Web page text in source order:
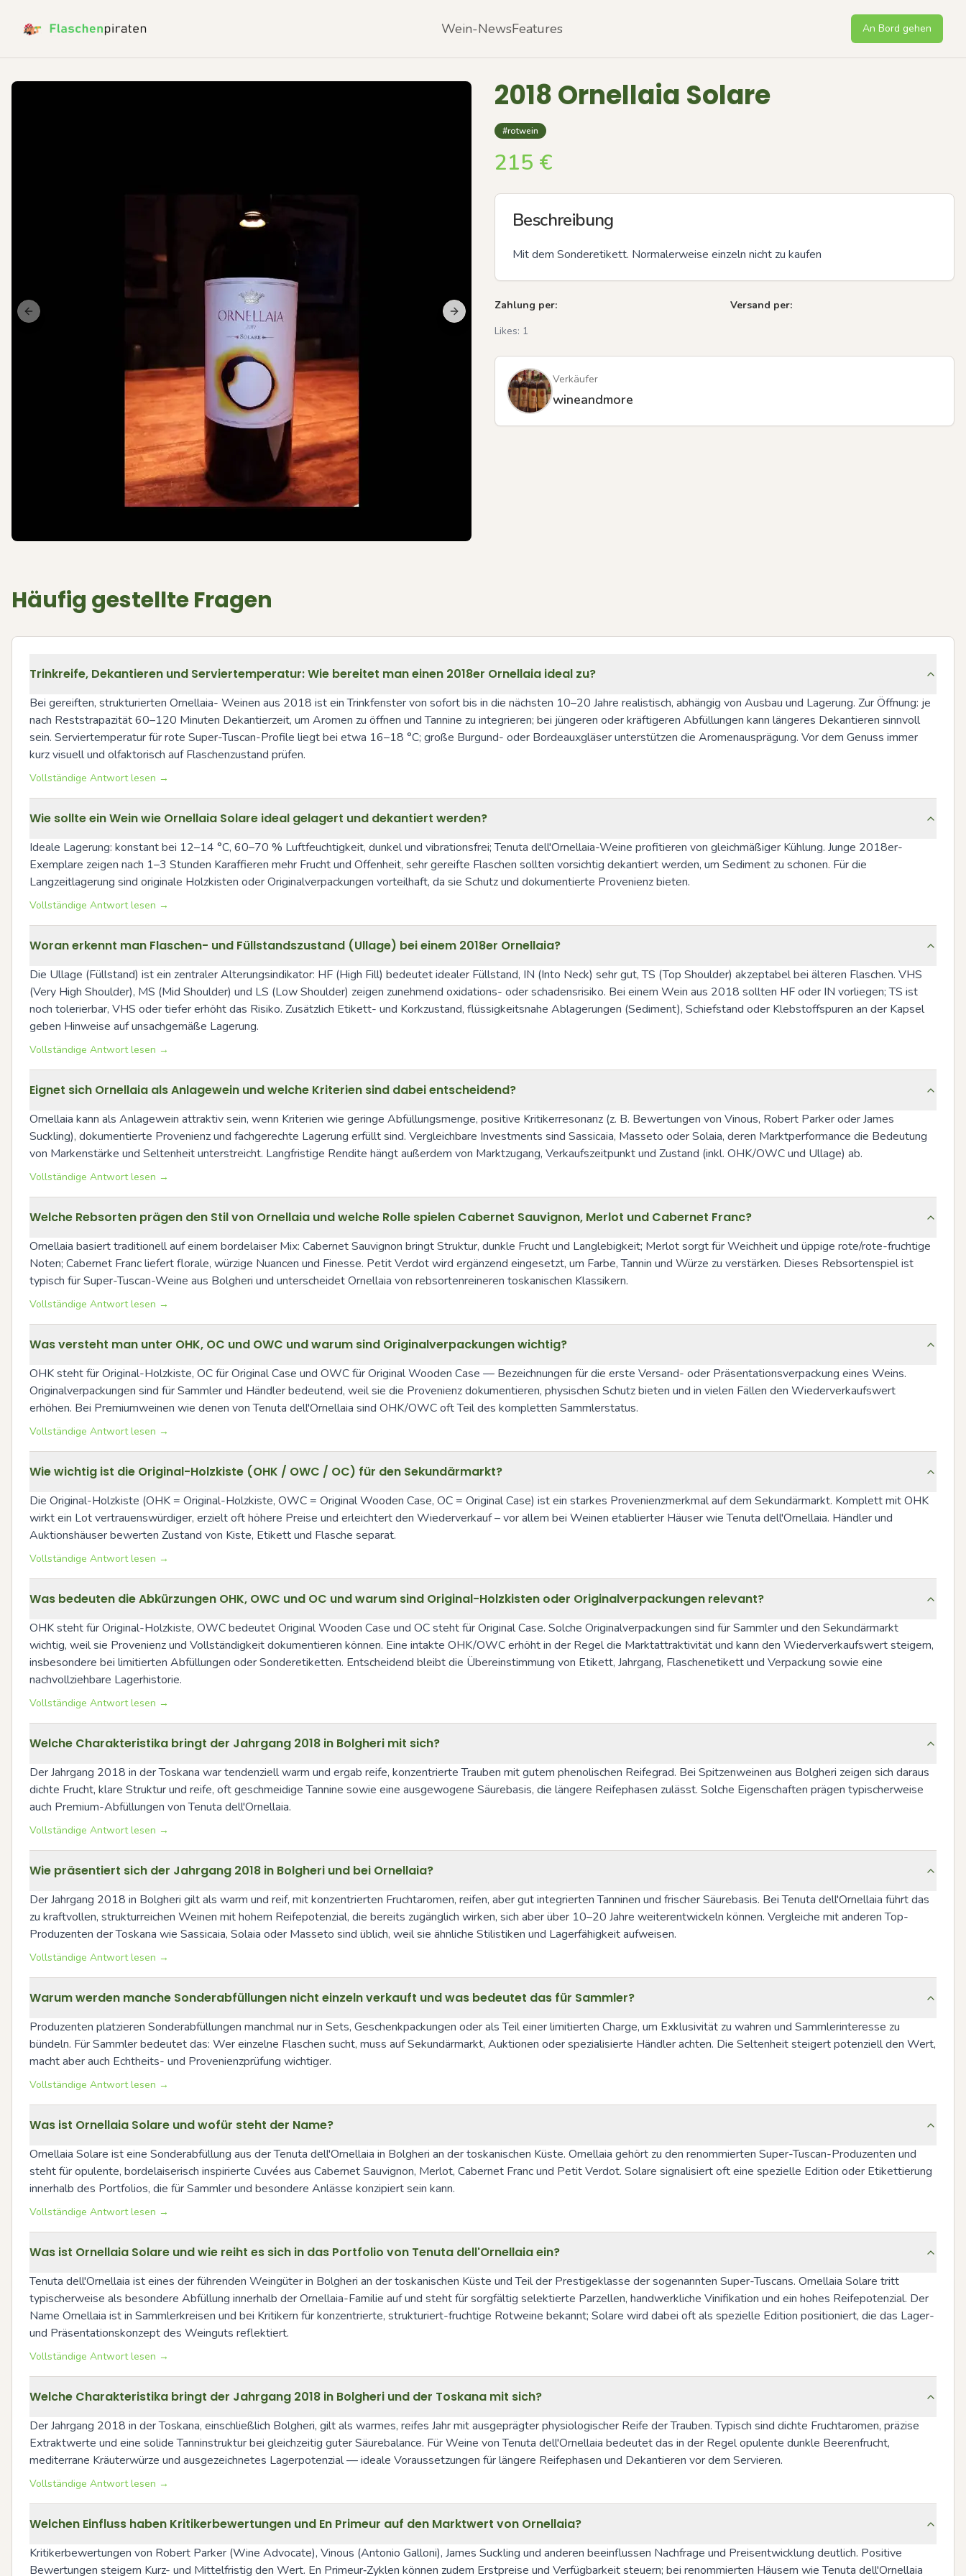
Wein-NewsFeatures An Bord gehen
Previous slide Next slide
2018 Ornellaia Solare
#rotwein
215 €
Beschreibung
Mit dem Sonderetikett. Normalerweise einzeln nicht zu kaufen
Zahlung per:
Versand per:
Likes: 1
Verkäufer
wineandmore
Häufig gestellte Fragen
Trinkreife, Dekantieren und Serviertemperatur: Wie bereitet man einen 2018er Ornellaia ideal zu?
Bei gereiften, strukturierten Ornellaia- Weinen aus 2018 ist ein Trinkfenster von sofort bis in die nächsten 10–20 Jahre realistisch, abhängig von Ausbau und Lagerung. Zur Öffnung: je
nach Reststrapazität 60–120 Minuten Dekantierzeit, um Aromen zu öffnen und Tannine zu integrieren; bei jüngeren oder kräftigeren Abfüllungen kann längeres Dekantieren sinnvoll
sein. Serviertemperatur für rote Super-Tuscan-Profile liegt bei etwa 16–18 °C; große Burgund- oder Bordeauxgläser unterstützen die Aromenausprägung. Vor dem Genuss immer
kurz visuell und olfaktorisch auf Flaschenzustand prüfen.
Vollständige Antwort lesen →
Wie sollte ein Wein wie Ornellaia Solare ideal gelagert und dekantiert werden?
Ideale Lagerung: konstant bei 12–14 °C, 60–70 % Luftfeuchtigkeit, dunkel und vibrationsfrei; Tenuta dell'Ornellaia-Weine profitieren von gleichmäßiger Kühlung. Junge 2018er-
Exemplare zeigen nach 1–3 Stunden Karaffieren mehr Frucht und Offenheit, sehr gereifte Flaschen sollten vorsichtig dekantiert werden, um Sediment zu schonen. Für die
Langzeitlagerung sind originale Holzkisten oder Originalverpackungen vorteilhaft, da sie Schutz und dokumentierte Provenienz bieten.
Vollständige Antwort lesen →
Woran erkennt man Flaschen- und Füllstandszustand (Ullage) bei einem 2018er Ornellaia?
Die Ullage (Füllstand) ist ein zentraler Alterungsindikator: HF (High Fill) bedeutet idealer Füllstand, IN (Into Neck) sehr gut, TS (Top Shoulder) akzeptabel bei älteren Flaschen. VHS
(Very High Shoulder), MS (Mid Shoulder) und LS (Low Shoulder) zeigen zunehmend oxidations- oder schadensrisiko. Bei einem Wein aus 2018 sollten HF oder IN vorliegen; TS ist
noch tolerierbar, VHS oder tiefer erhöht das Risiko. Zusätzlich Etikett- und Korkzustand, flüssigkeitsnahe Ablagerungen (Sediment), Schiefstand oder Klebstoffspuren an der Kapsel
geben Hinweise auf unsachgemäße Lagerung.
Vollständige Antwort lesen →
Eignet sich Ornellaia als Anlagewein und welche Kriterien sind dabei entscheidend?
Ornellaia kann als Anlagewein attraktiv sein, wenn Kriterien wie geringe Abfüllungsmenge, positive Kritikerresonanz (z. B. Bewertungen von Vinous, Robert Parker oder James
Suckling), dokumentierte Provenienz und fachgerechte Lagerung erfüllt sind. Vergleichbare Investments sind Sassicaia, Masseto oder Solaia, deren Marktperformance die Bedeutung
von Markenstärke und Seltenheit unterstreicht. Langfristige Rendite hängt außerdem von Marktzugang, Verkaufszeitpunkt und Zustand (inkl. OHK/OWC und Ullage) ab.
Vollständige Antwort lesen →
Welche Rebsorten prägen den Stil von Ornellaia und welche Rolle spielen Cabernet Sauvignon, Merlot und Cabernet Franc?
Ornellaia basiert traditionell auf einem bordelaiser Mix: Cabernet Sauvignon bringt Struktur, dunkle Frucht und Langlebigkeit; Merlot sorgt für Weichheit und üppige rote/rote-fruchtige
Noten; Cabernet Franc liefert florale, würzige Nuancen und Finesse. Petit Verdot wird ergänzend eingesetzt, um Farbe, Tannin und Würze zu verstärken. Dieses Rebsortenspiel ist
typisch für Super-Tuscan-Weine aus Bolgheri und unterscheidet Ornellaia von rebsortenreineren toskanischen Klassikern.
Vollständige Antwort lesen →
Was versteht man unter OHK, OC und OWC und warum sind Originalverpackungen wichtig?
OHK steht für Original-Holzkiste, OC für Original Case und OWC für Original Wooden Case — Bezeichnungen für die erste Versand- oder Präsentationsverpackung eines Weins.
Originalverpackungen sind für Sammler und Händler bedeutend, weil sie die Provenienz dokumentieren, physischen Schutz bieten und in vielen Fällen den Wiederverkaufswert
erhöhen. Bei Premiumweinen wie denen von Tenuta dell'Ornellaia sind OHK/OWC oft Teil des kompletten Sammlerstatus.
Vollständige Antwort lesen →
Wie wichtig ist die Original-Holzkiste (OHK / OWC / OC) für den Sekundärmarkt?
Die Original-Holzkiste (OHK = Original-Holzkiste, OWC = Original Wooden Case, OC = Original Case) ist ein starkes Provenienzmerkmal auf dem Sekundärmarkt. Komplett mit OHK
wirkt ein Lot vertrauenswürdiger, erzielt oft höhere Preise und erleichtert den Wiederverkauf – vor allem bei Weinen etablierter Häuser wie Tenuta dell'Ornellaia. Händler und
Auktionshäuser bewerten Zustand von Kiste, Etikett und Flasche separat.
Vollständige Antwort lesen →
Was bedeuten die Abkürzungen OHK, OWC und OC und warum sind Original-Holzkisten oder Originalverpackungen relevant?
OHK steht für Original-Holzkiste, OWC bedeutet Original Wooden Case und OC steht für Original Case. Solche Originalverpackungen sind für Sammler und den Sekundärmarkt
wichtig, weil sie Provenienz und Vollständigkeit dokumentieren können. Eine intakte OHK/OWC erhöht in der Regel die Marktattraktivität und kann den Wiederverkaufswert steigern,
insbesondere bei limitierten Abfüllungen oder Sonderetiketten. Entscheidend bleibt die Übereinstimmung von Etikett, Jahrgang, Flaschenetikett und Verpackung sowie eine
nachvollziehbare Lagerhistorie.
Vollständige Antwort lesen →
Welche Charakteristika bringt der Jahrgang 2018 in Bolgheri mit sich?
Der Jahrgang 2018 in der Toskana war tendenziell warm und ergab reife, konzentrierte Trauben mit gutem phenolischen Reifegrad. Bei Spitzenweinen aus Bolgheri zeigen sich daraus
dichte Frucht, klare Struktur und reife, oft geschmeidige Tannine sowie eine ausgewogene Säurebasis, die längere Reifephasen zulässt. Solche Eigenschaften prägen typischerweise
auch Premium-Abfüllungen von Tenuta dell'Ornellaia.
Vollständige Antwort lesen →
Wie präsentiert sich der Jahrgang 2018 in Bolgheri und bei Ornellaia?
Der Jahrgang 2018 in Bolgheri gilt als warm und reif, mit konzentrierten Fruchtaromen, reifen, aber gut integrierten Tanninen und frischer Säurebasis. Bei Tenuta dell'Ornellaia führt das
zu kraftvollen, strukturreichen Weinen mit hohem Reifepotenzial, die bereits zugänglich wirken, sich aber über 10–20 Jahre weiterentwickeln können. Vergleiche mit anderen Top-
Produzenten der Toskana wie Sassicaia, Solaia oder Masseto sind üblich, weil sie ähnliche Stilistiken und Lagerfähigkeit aufweisen.
Vollständige Antwort lesen →
Warum werden manche Sonderabfüllungen nicht einzeln verkauft und was bedeutet das für Sammler?
Produzenten platzieren Sonderabfüllungen manchmal nur in Sets, Geschenkpackungen oder als Teil einer limitierten Charge, um Exklusivität zu wahren und Sammlerinteresse zu
bündeln. Für Sammler bedeutet das: Wer einzelne Flaschen sucht, muss auf Sekundärmarkt, Auktionen oder spezialisierte Händler achten. Die Seltenheit steigert potenziell den Wert,
macht aber auch Echtheits- und Provenienzprüfung wichtiger.
Vollständige Antwort lesen →
Was ist Ornellaia Solare und wofür steht der Name?
Ornellaia Solare ist eine Sonderabfüllung aus der Tenuta dell'Ornellaia in Bolgheri an der toskanischen Küste. Ornellaia gehört zu den renommierten Super-Tuscan-Produzenten und
steht für opulente, bordelaiserisch inspirierte Cuvées aus Cabernet Sauvignon, Merlot, Cabernet Franc und Petit Verdot. Solare signalisiert oft eine spezielle Edition oder Etikettierung
innerhalb des Portfolios, die für Sammler und besondere Anlässe konzipiert sein kann.
Vollständige Antwort lesen →
Was ist Ornellaia Solare und wie reiht es sich in das Portfolio von Tenuta dell'Ornellaia ein?
Tenuta dell'Ornellaia ist eines der führenden Weingüter in Bolgheri an der toskanischen Küste und Teil der Prestigeklasse der sogenannten Super-Tuscans. Ornellaia Solare tritt
typischerweise als besondere Abfüllung innerhalb der Ornellaia-Familie auf und steht für sorgfältig selektierte Parzellen, handwerkliche Vinifikation und ein hohes Reifepotenzial. Der
Name Ornellaia ist in Sammlerkreisen und bei Kritikern für konzentrierte, strukturiert-fruchtige Rotweine bekannt; Solare wird dabei oft als spezielle Edition positioniert, die das Lager-
und Präsentationskonzept des Weinguts reflektiert.
Vollständige Antwort lesen →
Welche Charakteristika bringt der Jahrgang 2018 in Bolgheri und der Toskana mit sich?
Der Jahrgang 2018 in der Toskana, einschließlich Bolgheri, gilt als warmes, reifes Jahr mit ausgeprägter physiologischer Reife der Trauben. Typisch sind dichte Fruchtaromen, präzise
Extraktwerte und eine solide Tanninstruktur bei gleichzeitig guter Säurebalance. Für Weine von Tenuta dell'Ornellaia bedeutet das in der Regel opulente dunkle Beerenfrucht,
mediterrane Kräuterwürze und ausgezeichnetes Lagerpotenzial — ideale Voraussetzungen für längere Reifephasen und Dekantieren vor dem Servieren.
Vollständige Antwort lesen →
Welchen Einfluss haben Kritikerbewertungen und En Primeur auf den Marktwert von Ornellaia?
Kritikerbewertungen von Robert Parker (Wine Advocate), Vinous (Antonio Galloni), James Suckling und anderen beeinflussen Nachfrage und Preisentwicklung deutlich. Positive
Bewertungen steigern Kurz- und Mittelfristig den Wert. En Primeur‑Zyklen können zudem Erstpreise und Verfügbarkeit steuern; bei renommierten Häusern wie Tenuta dell'Ornellaia